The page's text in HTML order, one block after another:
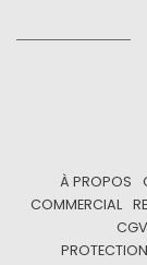
À PROPOS
COMMERCIAL